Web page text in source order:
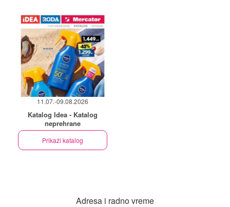
11.07.-09.08.2026
Katalog Idea - Katalog
neprehrane
Prikaži katalog
Adresa i radno vreme